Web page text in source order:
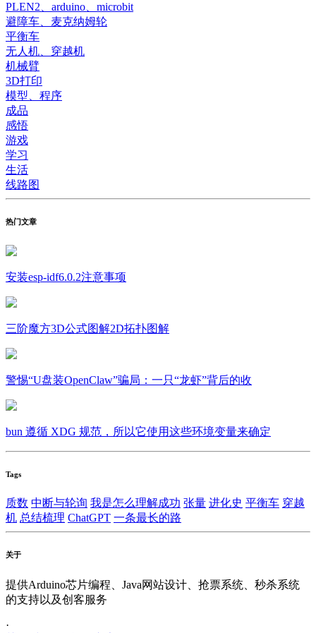
PLEN2、arduino、microbit
避障车、麦克纳姆轮
平衡车
无人机、穿越机
机械臂
3D打印
模型、程序
成品
感悟
游戏
学习
生活
线路图
热门文章
安装esp-idf6.0.2注意事项
三阶魔方3D公式图解2D拓扑图解
警惕“U盘装OpenClaw”骗局：一只“龙虾”背后的收
bun 遵循 XDG 规范，所以它使用这些环境变量来确定
Tags
质数 中断与轮询 我是怎么理解成功 张量 进化史 平衡车 穿越
机 总结梳理 ChatGPT 一条最长的路
关于
提供Arduino芯片编程、Java网站设计、抢票系统、秒杀系统
的支持以及创客服务
·